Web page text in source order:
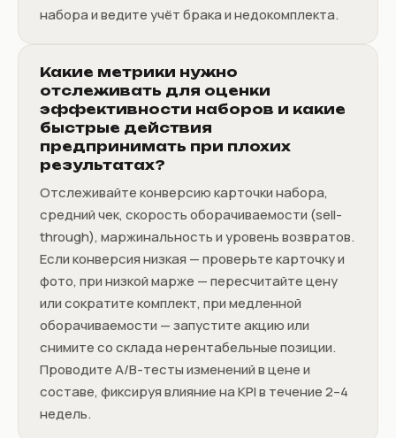
набора и ведите учёт брака и недокомплекта.
Какие метрики нужно
отслеживать для оценки
эффективности наборов и какие
быстрые действия
предпринимать при плохих
результатах?
Отслеживайте конверсию карточки набора,
средний чек, скорость оборачиваемости (sell-
through), маржинальность и уровень возвратов.
Если конверсия низкая — проверьте карточку и
фото, при низкой марже — пересчитайте цену
или сократите комплект, при медленной
оборачиваемости — запустите акцию или
снимите со склада нерентабельные позиции.
Проводите A/B-тесты изменений в цене и
составе, фиксируя влияние на KPI в течение 2–4
недель.